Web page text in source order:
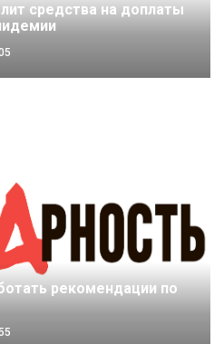
средства на доплаты
рекомендации по